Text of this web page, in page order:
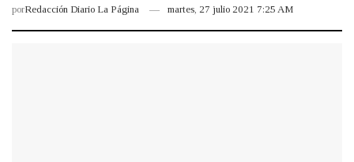
porRedacción Diario La Página martes, 27 julio 2021 7:25 AM